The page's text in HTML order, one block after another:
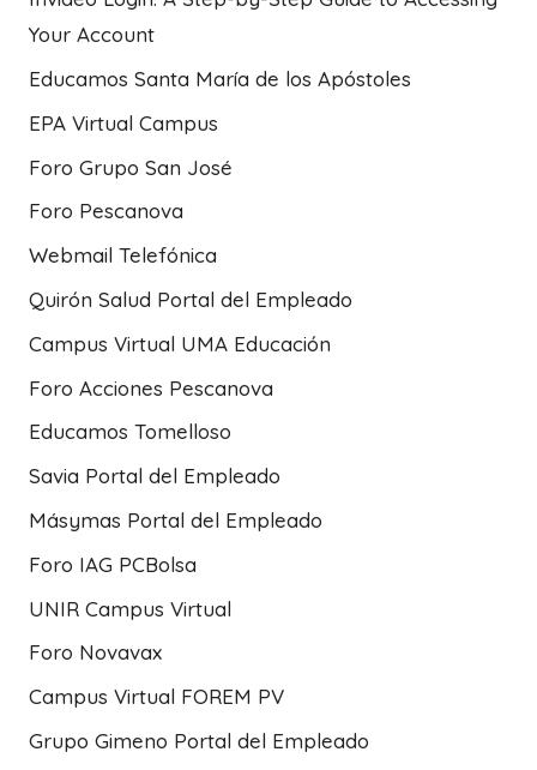
Your Account
Educamos Santa María de los Apóstoles
EPA Virtual Campus
Foro Grupo San José
Foro Pescanova
Webmail Telefónica
Quirón Salud Portal del Empleado
Campus Virtual UMA Educación
Foro Acciones Pescanova
Educamos Tomelloso
Savia Portal del Empleado
Másymas Portal del Empleado
Foro IAG PCBolsa
UNIR Campus Virtual
Foro Novavax
Campus Virtual FOREM PV
Grupo Gimeno Portal del Empleado